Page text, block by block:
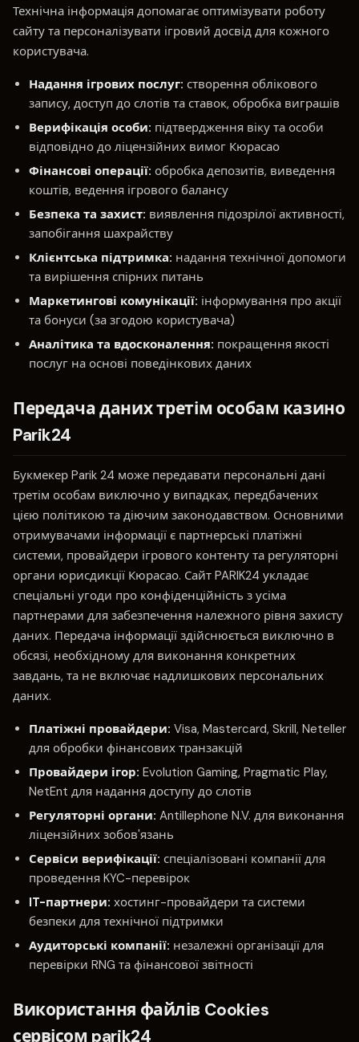
Технічна інформація допомагає оптимізувати роботу
сайту та персоналізувати ігровий досвід для кожного
користувача.
Надання ігрових послуг: створення облікового
запису, доступ до слотів та ставок, обробка виграшів
Верифікація особи: підтвердження віку та особи
відповідно до ліцензійних вимог Кюрасао
Фінансові операції: обробка депозитів, виведення
коштів, ведення ігрового балансу
Безпека та захист: виявлення підозрілої активності,
запобігання шахрайству
Клієнтська підтримка: надання технічної допомоги
та вирішення спірних питань
Маркетингові комунікації: інформування про акції
та бонуси (за згодою користувача)
Аналітика та вдосконалення: покращення якості
послуг на основі поведінкових даних
Передача даних третім особам казино
Parik24
Букмекер Parik 24 може передавати персональні дані
третім особам виключно у випадках, передбачених
цією політикою та діючим законодавством. Основними
отримувачами інформації є партнерські платіжні
системи, провайдери ігрового контенту та регуляторні
органи юрисдикції Кюрасао. Сайт PARIK24 укладає
спеціальні угоди про конфіденційність з усіма
партнерами для забезпечення належного рівня захисту
даних. Передача інформації здійснюється виключно в
обсязі, необхідному для виконання конкретних
завдань, та не включає надлишкових персональних
даних.
Платіжні провайдери: Visa, Mastercard, Skrill, Neteller
для обробки фінансових транзакцій
Провайдери ігор: Evolution Gaming, Pragmatic Play,
NetEnt для надання доступу до слотів
Регуляторні органи: Antillephone N.V. для виконання
ліцензійних зобов'язань
Сервіси верифікації: спеціалізовані компанії для
проведення KYC-перевірок
IT-партнери: хостинг-провайдери та системи
безпеки для технічної підтримки
Аудиторські компанії: незалежні організації для
перевірки RNG та фінансової звітності
Використання файлів Cookies
сервісом parik24